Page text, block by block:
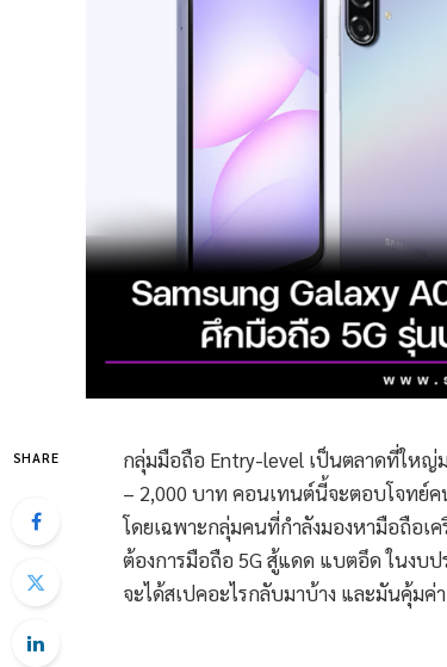
SHARE
กลุ่มมือถือ Entry-level เป็นตลาดที่ให
– 2,000 บาท คอนเทนต์นี้จะตอบโจทย์ค
โดยเฉพาะกลุ่มคนที่กำลังมองหามือถือเ
ต้องการมือถือ 5G สู้แดด แบตอึด ในงบป
จะได้สเปคอะไรกลับมาบ้าง และมันคุ้มค่